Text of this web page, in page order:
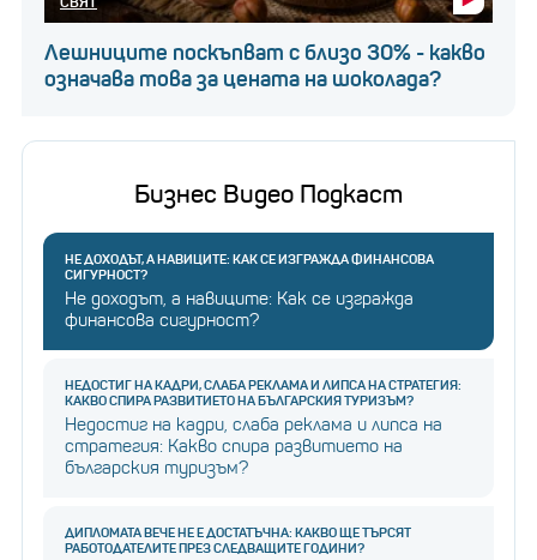
Лешниците поскъпват с близо 30% - какво
означава това за цената на шоколада?
Бизнес Видео Подкаст
НЕ ДОХОДЪТ, А НАВИЦИТЕ: КАК СЕ ИЗГРАЖДА ФИНАНСОВА
СИГУРНОСТ?
Не доходът, а навиците: Как се изгражда
финансова сигурност?
НЕДОСТИГ НА КАДРИ, СЛАБА РЕКЛАМА И ЛИПСА НА СТРАТЕГИЯ:
КАКВО СПИРА РАЗВИТИЕТО НА БЪЛГАРСКИЯ ТУРИЗЪМ?
Недостиг на кадри, слаба реклама и липса на
стратегия: Какво спира развитието на
българския туризъм?
ДИПЛОМАТА ВЕЧЕ НЕ Е ДОСТАТЪЧНА: КАКВО ЩЕ ТЪРСЯТ
РАБОТОДАТЕЛИТЕ ПРЕЗ СЛЕДВАЩИТЕ ГОДИНИ?